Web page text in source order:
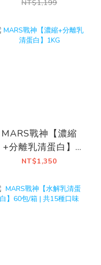
NT$1,199
MARS戰神【濃縮
+分離乳清蛋白】
1KG
NT$1,350